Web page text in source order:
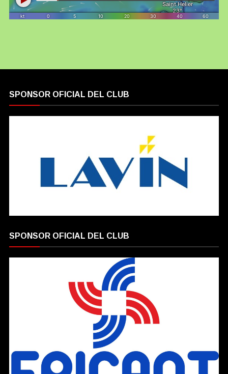
SPONSOR OFICIAL DEL CLUB
SPONSOR OFICIAL DEL CLUB